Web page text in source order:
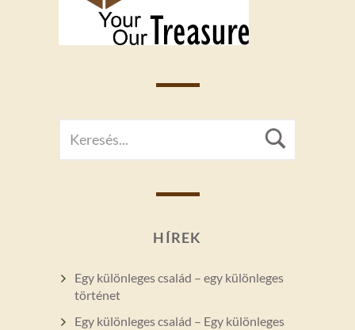
FOR:
HÍREK
Egy különleges család – egy különleges
történet
Egy különleges család – Egy különleges